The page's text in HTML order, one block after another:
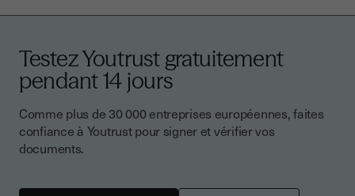
Testez Youtrust gratuitement
pendant 14 jours
Comme plus de 30 000 entreprises européennes, faites
confiance à Youtrust pour signer et vérifier vos
documents.